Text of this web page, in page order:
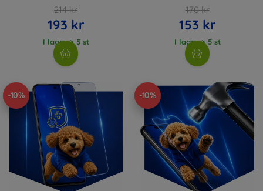
214 kr
193 kr
I lager > 5 st
170 kr
153 kr
I lager > 5 st
-10% -10%